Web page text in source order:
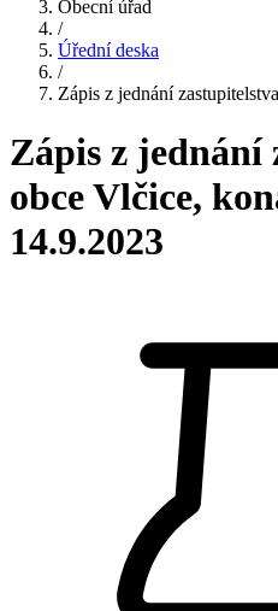
Obecní úřad
/
Úřední deska
/
Zápis z jednání
Zápis z jednání
obce Vlčice,
14.9.2023